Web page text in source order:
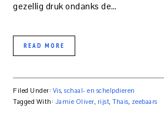
gezellig druk ondanks de…
READ MORE
Filed Under: Vis, schaal- en schelpdieren
Tagged With: Jamie Oliver, rijst,Thais, zeebaars